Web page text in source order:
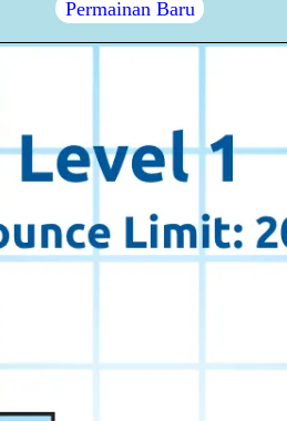
Permainan Baru